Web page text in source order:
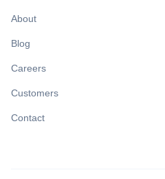
About
Blog
Careers
Customers
Contact